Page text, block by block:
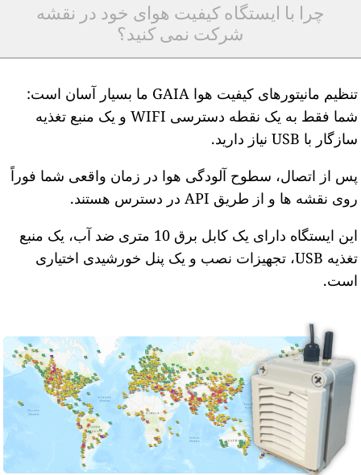
چرا با ایستگاه کیفیت هوای خود در نقشه
شرکت نمی کنید؟
تنظیم مانیتورهای کیفیت هوا GAIA ما بسیار آسان است:
شما فقط به یک نقطه دسترسی WIFI و یک منبع تغذیه
سازگار با USB نیاز دارید.
پس از اتصال، سطوح آلودگی هوا در زمان واقعی شما فوراً
روی نقشه ها و از طریق API در دسترس هستند.
این ایستگاه دارای یک کابل برق 10 متری ضد آب، یک منبع
تغذیه USB، تجهیزات نصب و یک پنل خورشیدی اختیاری
است.